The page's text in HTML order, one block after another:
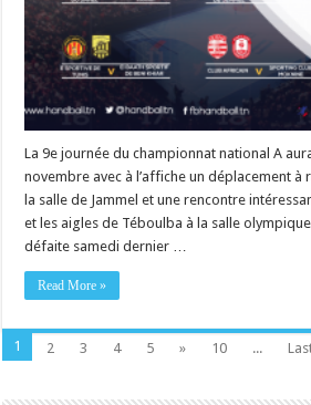
La 9e journée du championnat national A
novembre avec à l’affiche un déplacement à
la salle de Jammel et une rencontre
et les aigles de Téboulba à la salle
défaite samedi dernier …
Read More »
1 2 3 4 5 » 10 ...